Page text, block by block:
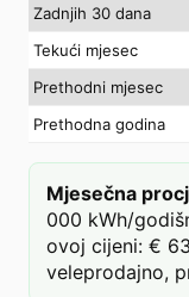
Zadnjih 30 dana
Tekući mjesec
Prethodni mjesec
Prethodna godina
Mjesečna
000 kWh/
ovoj cijeni: €
veleprodajno,